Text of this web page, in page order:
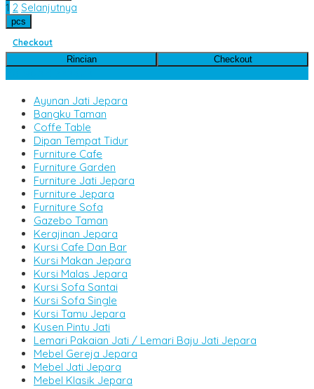
1 2 Selanjutnya
pcs
Checkout
Rincian
Checkout
Ayunan Jati Jepara
Bangku Taman
Coffe Table
Dipan Tempat Tidur
Furniture Cafe
Furniture Garden
Furniture Jati Jepara
Furniture Jepara
Furniture Sofa
Gazebo Taman
Kerajinan Jepara
Kursi Cafe Dan Bar
Kursi Makan Jepara
Kursi Malas Jepara
Kursi Sofa Santai
Kursi Sofa Single
Kursi Tamu Jepara
Kusen Pintu Jati
Lemari Pakaian Jati / Lemari Baju Jati Jepara
Mebel Gereja Jepara
Mebel Jati Jepara
Mebel Klasik Jepara